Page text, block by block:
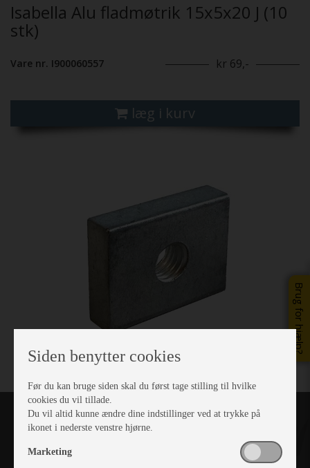
Brug for hjælp?
Isabella Alu fladmøtrik 15x5x20 J (10
stk)
Vare nr. I900060557 kr 69,-
læg i kurv
Siden benytter cookies
Før du kan bruge siden skal du først tage stilling til hvilke
cookies du vil tillade.
Du vil altid kunne ændre dine indstillinger ved at trykke på
ikonet i nederste venstre hjørne.
Marketing